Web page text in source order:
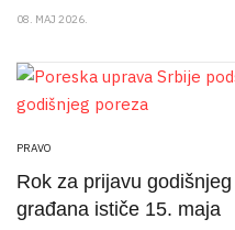
08. MAJ 2026.
PRAVO
Rok za prijavu
građana ističe 15. maja